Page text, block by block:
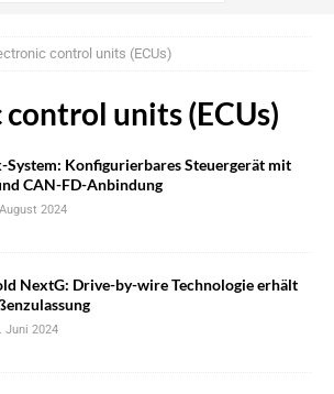
control units (ECUs)
units (ECUs)
System: Konfigurierbares Steuergerät mit
CAN-FD-Anbindung
2024
NextG: Drive-by-wire Technologie erhält
Juni 2024